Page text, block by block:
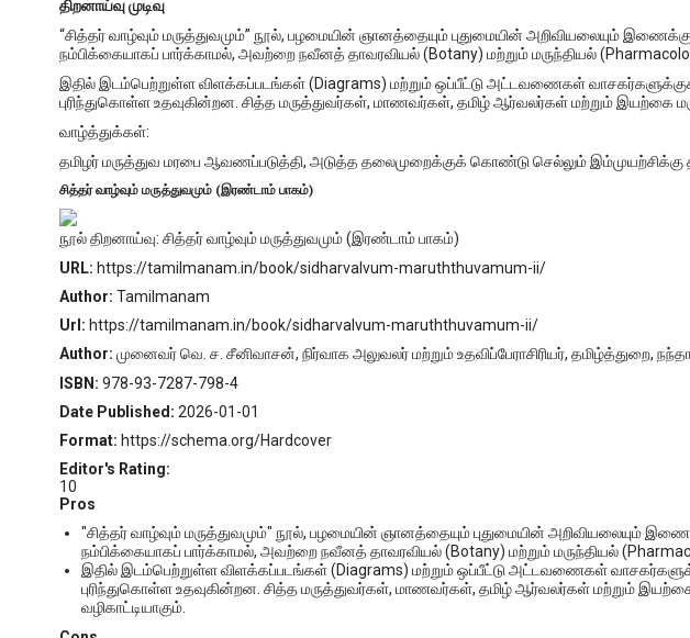
திறனாய்வு முடிவு
“சித்தர் வாழ்வும் மருத்துவமும்” நூல், பழமையின் ஞானத்தையும் புதுமையின் அறிவியலையும்
நம்பிக்கையாகப் பார்க்காமல், அவற்றை நவீனத் தாவரவியல் (Botany) மற்றும் மருந்தியல்
இதில் இடம்பெற்றுள்ள விளக்கப்படங்கள் (Diagrams) மற்றும் ஒப்பீட்டு அட்டவணைகள்
புரிந்துகொள்ள உதவுகின்றன. சித்த மருத்துவர்கள், மாணவர்கள், தமிழ் ஆர்வலர்கள் மற்றும் இயற்கை
வாழ்த்துக்கள்:
தமிழர் மருத்துவ மரபை ஆவணப்படுத்தி, அடுத்த தலைமுறைக்குக் கொண்டு செல்லும் இம்முயற்சிக்கு
சித்தர் வாழ்வும் மருத்துவமும் (இரண்டாம் பாகம்)
நூல் திறனாய்வு: சித்தர் வாழ்வும் மருத்துவமும் (இரண்டாம் பாகம்)
URL: https://tamilmanam.in/book/sidharvalvum-maruththuvamum-ii/
Author: Tamilmanam
Url: https://tamilmanam.in/book/sidharvalvum-maruththuvamum-ii/
Author: முனைவர் வெ. ச. சீனிவாசன், நிர்வாக அலுவலர் மற்றும் உதவிப்பேராசிரியர், தமிழ்த்துறை,
ISBN: 978-93-7287-798-4
Date Published: 2026-01-01
Format: https://schema.org/Hardcover
Editor's Rating:
10
Pros
"சித்தர் வாழ்வும் மருத்துவமும்" நூல், பழமையின் ஞானத்தையும் புதுமையின் அறிவியலையும்
நம்பிக்கையாகப் பார்க்காமல், அவற்றை நவீனத் தாவரவியல் (Botany) மற்றும் மருந்தியல்
இதில் இடம்பெற்றுள்ள விளக்கப்படங்கள் (Diagrams) மற்றும் ஒப்பீட்டு அட்டவணைகள்
புரிந்துகொள்ள உதவுகின்றன. சித்த மருத்துவர்கள், மாணவர்கள், தமிழ் ஆர்வலர்கள் மற்றும்
வழிகாட்டியாகும்.